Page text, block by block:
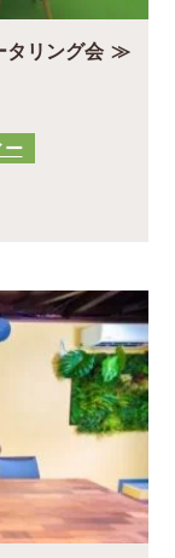
タリング会
ー